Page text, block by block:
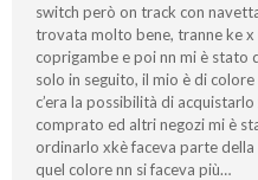
switch però on track con
trovata molto bene, tranne ke x
coprigambe e poi nn mi è stato
solo in seguito, il mio è di
c’era la possibilità di
comprato ed altri negozi mi è
ordinarlo xkè faceva parte
quel colore nn si faceva più…